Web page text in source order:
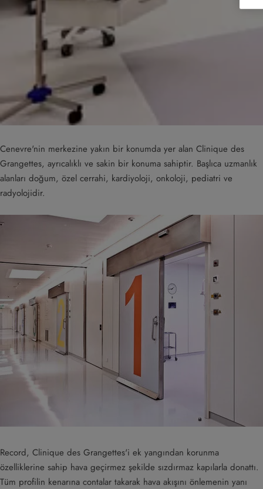
Cenevre'nin merkezine yakın bir konumda yer alan Clinique des
Grangettes, ayrıcalıklı ve sakin bir konuma sahiptir. Başlıca uzmanlık
alanları doğum, özel cerrahi, kardiyoloji, onkoloji, pediatri ve
radyolojidir.
Record, Clinique des Grangettes'i ek yangından korunma
özelliklerine sahip hava geçirmez şekilde sızdırmaz kapılarla donattı.
Tüm profilin kenarına contalar takarak hava akışını önlemenin yanı